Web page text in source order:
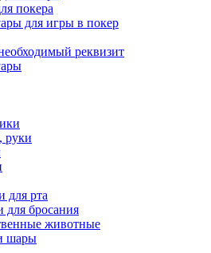
покера
для игры в покер
реквизит
руки
для рта
для бросания
животные
шары